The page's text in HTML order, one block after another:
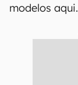
modelos aqui.